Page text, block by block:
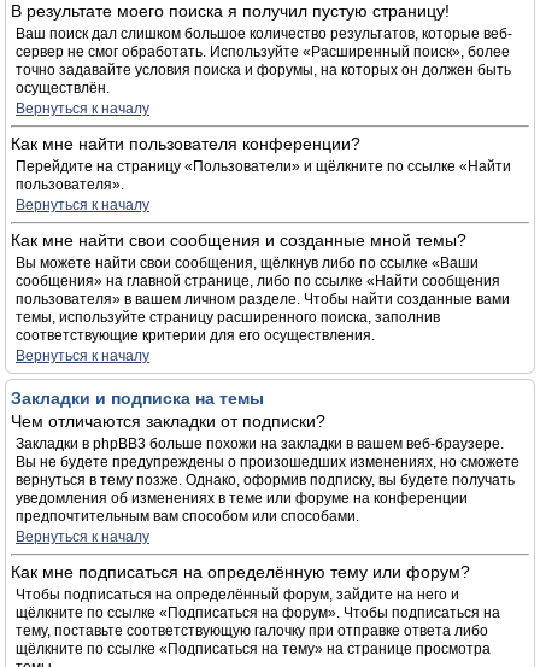
В результате моего поиска я получил пустую страницу!
Ваш поиск дал слишком большое количество результатов, которые веб-
сервер не смог обработать. Используйте «Расширенный поиск», более
точно задавайте условия поиска и форумы, на которых он должен быть
осуществлён.
Вернуться к началу
Как мне найти пользователя конференции?
Перейдите на страницу «Пользователи» и щёлкните по ссылке «Найти
пользователя».
Вернуться к началу
Как мне найти свои сообщения и созданные мной темы?
Вы можете найти свои сообщения, щёлкнув либо по ссылке «Ваши
сообщения» на главной странице, либо по ссылке «Найти сообщения
пользователя» в вашем личном разделе. Чтобы найти созданные вами
темы, используйте страницу расширенного поиска, заполнив
соответствующие критерии для его осуществления.
Вернуться к началу
Закладки и подписка на темы
Чем отличаются закладки от подписки?
Закладки в phpBB3 больше похожи на закладки в вашем веб-браузере.
Вы не будете предупреждены о произошедших изменениях, но сможете
вернуться в тему позже. Однако, оформив подписку, вы будете получать
уведомления об изменениях в теме или форуме на конференции
предпочтительным вам способом или способами.
Вернуться к началу
Как мне подписаться на определённую тему или форум?
Чтобы подписаться на определённый форум, зайдите на него и
щёлкните по ссылке «Подписаться на форум». Чтобы подписаться на
тему, поставьте соответствующую галочку при отправке ответа либо
щёлкните по ссылке «Подписаться на тему» на странице просмотра